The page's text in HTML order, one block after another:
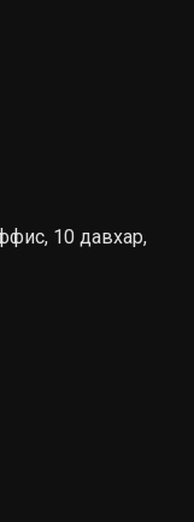
10 давхар,